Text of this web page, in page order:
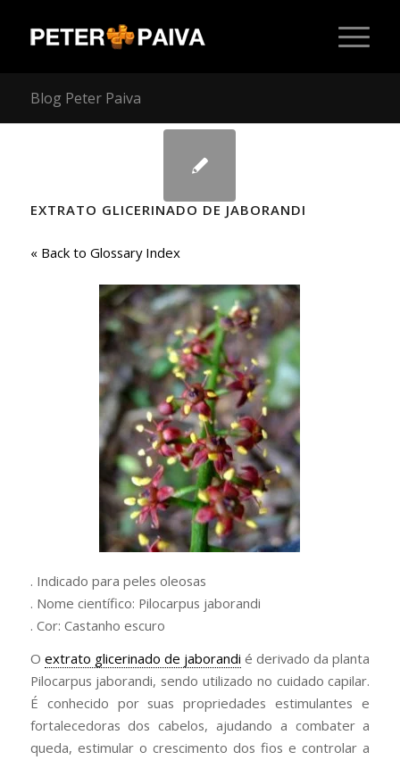
Blog Peter Paiva
EXTRATO GLICERINADO DE JABORANDI
« Back to Glossary Index
. Indicado para peles oleosas
. Nome científico: Pilocarpus jaborandi
. Cor: Castanho escuro
O extrato glicerinado de jaborandi é derivado da planta
Pilocarpus jaborandi, sendo utilizado no cuidado capilar.
É conhecido por suas propriedades estimulantes e
fortalecedoras dos cabelos, ajudando a combater a
queda, estimular o crescimento dos fios e controlar a